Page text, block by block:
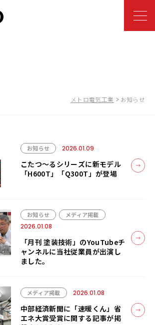
メトロ電気工業 お知らせ
お知らせ 2026.01.09
こたつ～るシリーズに新モデル
「H600T」「Q300T」が登場
お知らせ メディア掲載
2026.01.08
「月刊 塗装技術」のYouTubeチ
ャンネルに当社従業員が出演し
ました。
メディア掲載 2026.01.08
中部経済新聞に「速暖くん」省
エネ大賞受賞に関する記事が掲